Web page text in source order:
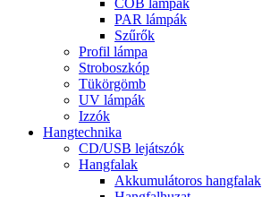
COB lámpák
PAR lámpák
Szűrők
Profil lámpa
Stroboszkóp
Tükörgömb
UV lámpák
Izzók
Hangtechnika
CD/USB lejátszók
Hangfalak
Akkumulátoros hangfalak